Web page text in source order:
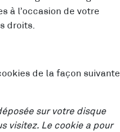
à l’occasion de votre
droits.
de la façon suivante
sur votre disque
visitez. Le cookie a pour